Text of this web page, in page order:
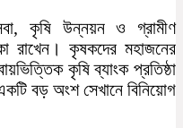
কৃষি উন্নয়ন ও গ্রামীণ
রাখেন। কৃষকদের মহাজনের
কৃষি ব্যাংক প্রতিষ্ঠা
বড় অংশ সেখানে বিনিয়োগ